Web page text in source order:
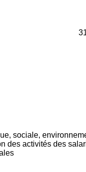
sociale,
des activités des